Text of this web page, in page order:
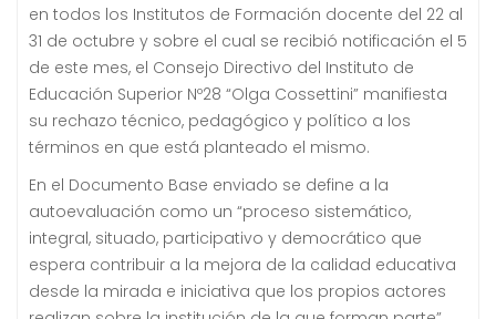
en todos los Institutos de Formación docente del 22 al
31 de octubre y sobre el cual se recibió notificación el 5
de este mes, el Consejo Directivo del Instituto de
Educación Superior Nº28 “Olga Cossettini” manifiesta
su rechazo técnico, pedagógico y político a los
términos en que está planteado el mismo.
En el Documento Base enviado se define a la
autoevaluación como un “proceso sistemático,
integral, situado, participativo y democrático que
espera contribuir a la mejora de la calidad educativa
desde la mirada e iniciativa que los propios actores